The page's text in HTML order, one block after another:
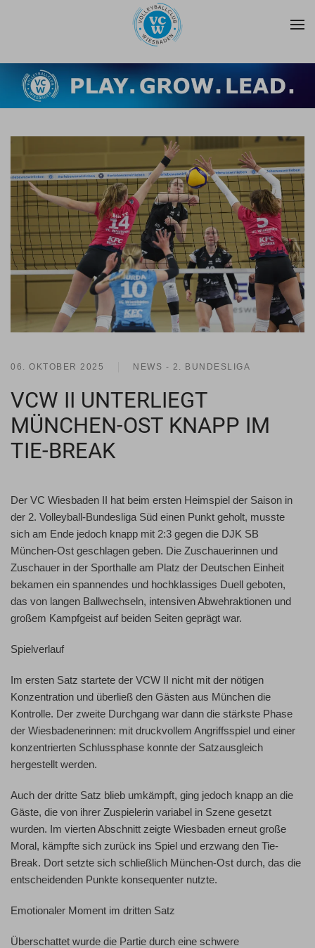
Zum Hauptinhalt springen
06. OKTOBER 2025 NEWS - 2. BUNDESLIGA
VCW II UNTERLIEGT
MÜNCHEN-OST KNAPP IM
TIE-BREAK
Der VC Wiesbaden II hat beim ersten Heimspiel der Saison in
der 2. Volleyball-Bundesliga Süd einen Punkt geholt, musste
sich am Ende jedoch knapp mit 2:3 gegen die DJK SB
München-Ost geschlagen geben. Die Zuschauerinnen und
Zuschauer in der Sporthalle am Platz der Deutschen Einheit
bekamen ein spannendes und hochklassiges Duell geboten,
das von langen Ballwechseln, intensiven Abwehraktionen und
großem Kampfgeist auf beiden Seiten geprägt war.
Spielverlauf
Im ersten Satz startete der VCW II nicht mit der nötigen
Konzentration und überließ den Gästen aus München die
Kontrolle. Der zweite Durchgang war dann die stärkste Phase
der Wiesbadenerinnen: mit druckvollem Angriffsspiel und einer
konzentrierten Schlussphase konnte der Satzausgleich
hergestellt werden.
Auch der dritte Satz blieb umkämpft, ging jedoch knapp an die
Gäste, die von ihrer Zuspielerin variabel in Szene gesetzt
wurden. Im vierten Abschnitt zeigte Wiesbaden erneut große
Moral, kämpfte sich zurück ins Spiel und erzwang den Tie-
Break. Dort setzte sich schließlich München-Ost durch, das die
entscheidenden Punkte konsequenter nutzte.
Emotionaler Moment im dritten Satz
Überschattet wurde die Partie durch eine schwere